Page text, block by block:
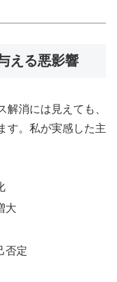
える悪影響
消には見えても、
す。私が実感した主
大
否定